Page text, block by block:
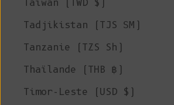
Taïwan (TWD $)
Tadjikistan (TJS ЅМ)
Tanzanie (TZS Sh)
Thaïlande (THB ฿)
Timor-Leste (USD $)